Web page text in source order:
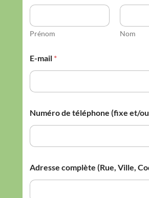
Prénom Nom
E-mail *
Numéro de téléphone (fixe et/
Adresse complète (Rue, Ville,